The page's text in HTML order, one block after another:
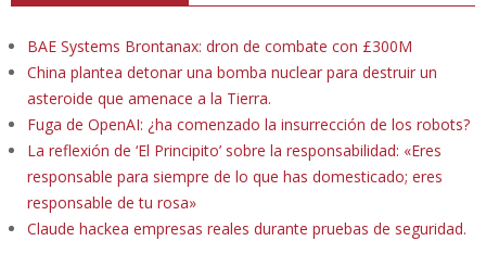
BAE Systems Brontanax: dron de combate con £300M
China plantea detonar una bomba nuclear para destruir un
asteroide que amenace a la Tierra.
Fuga de OpenAI: ¿ha comenzado la insurrección de los robots?
La reflexión de ‘El Principito’ sobre la responsabilidad: «Eres
responsable para siempre de lo que has domesticado; eres
responsable de tu rosa»
Claude hackea empresas reales durante pruebas de seguridad.